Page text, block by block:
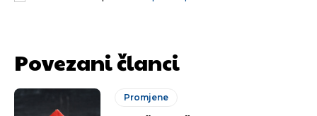
Pusti priču da živi!
Pusti priču da živi!
Povezani članci
Promjene